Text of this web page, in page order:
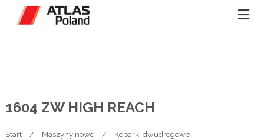
1604 ZW HIGH REACH
Start Maszyny nowe Koparki dwudrogowe